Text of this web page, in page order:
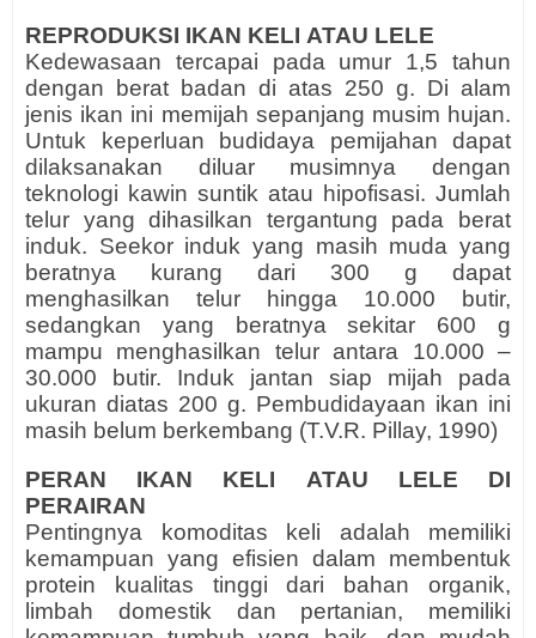
REPRODUKSI IKAN KELI ATAU LELE
Kedewasaan tercapai pada umur 1,5 tahun
dengan berat badan di atas 250 g. Di alam
jenis ikan ini memijah sepanjang musim hujan.
Untuk keperluan budidaya pemijahan dapat
dilaksanakan diluar musimnya dengan
teknologi kawin suntik atau hipofisasi. Jumlah
telur yang dihasilkan tergantung pada berat
induk. Seekor induk yang masih muda yang
beratnya kurang dari 300 g dapat
menghasilkan telur hingga 10.000 butir,
sedangkan yang beratnya sekitar 600 g
mampu menghasilkan telur antara 10.000 –
30.000 butir. Induk jantan siap mijah pada
ukuran diatas 200 g. Pembudidayaan ikan ini
masih belum berkembang (T.V.R. Pillay, 1990)
PERAN IKAN KELI ATAU LELE DI
PERAIRAN
Pentingnya komoditas keli adalah memiliki
kemampuan yang efisien dalam membentuk
protein kualitas tinggi dari bahan organik,
limbah domestik dan pertanian, memiliki